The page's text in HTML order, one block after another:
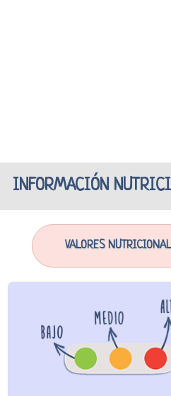
INFORMACIÓN
VALORES